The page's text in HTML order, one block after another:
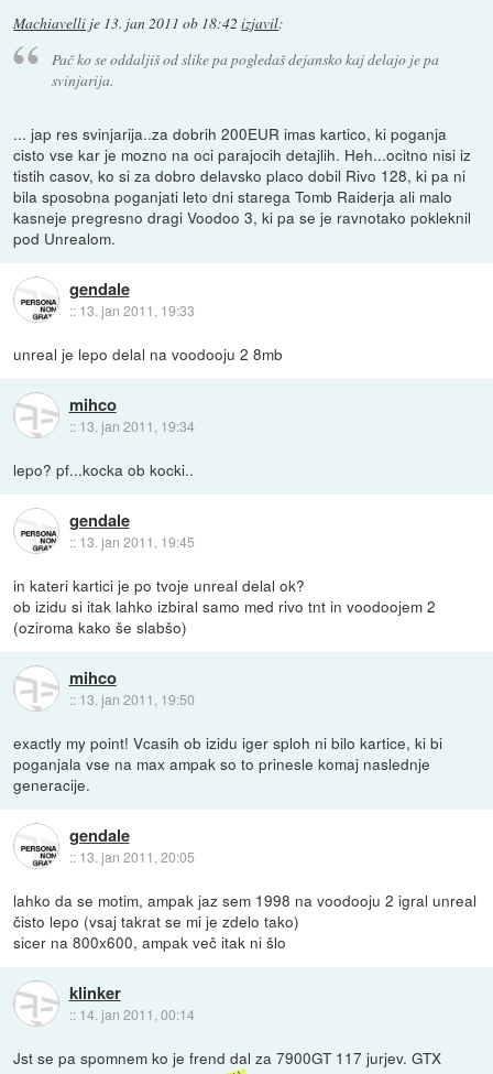
Machiavelli je 13. jan 2011 ob 18:42 izjavil:
Pač ko se oddaljiš od slike pa pogledaš dejansko kaj delajo je pa
svinjarija.
... jap res svinjarija..za dobrih 200EUR imas kartico, ki poganja
cisto vse kar je mozno na oci parajocih detajlih. Heh...ocitno nisi iz
tistih casov, ko si za dobro delavsko placo dobil Rivo 128, ki pa ni
bila sposobna poganjati leto dni starega Tomb Raiderja ali malo
kasneje pregresno dragi Voodoo 3, ki pa se je ravnotako pokleknil
pod Unrealom.
gendale
:: 13. jan 2011, 19:33
unreal je lepo delal na voodooju 2 8mb
mihco
:: 13. jan 2011, 19:34
lepo? pf...kocka ob kocki..
gendale
:: 13. jan 2011, 19:45
in kateri kartici je po tvoje unreal delal ok?
ob izidu si itak lahko izbiral samo med rivo tnt in voodoojem 2
(oziroma kako še slabšo)
mihco
:: 13. jan 2011, 19:50
exactly my point! Vcasih ob izidu iger sploh ni bilo kartice, ki bi
poganjala vse na max ampak so to prinesle komaj naslednje
generacije.
gendale
:: 13. jan 2011, 20:05
lahko da se motim, ampak jaz sem 1998 na voodooju 2 igral unreal
čisto lepo (vsaj takrat se mi je zdelo tako)
sicer na 800x600, ampak več itak ni šlo
klinker
:: 14. jan 2011, 00:14
Jst se pa spomnem ko je frend dal za 7900GT 117 jurjev. GTX